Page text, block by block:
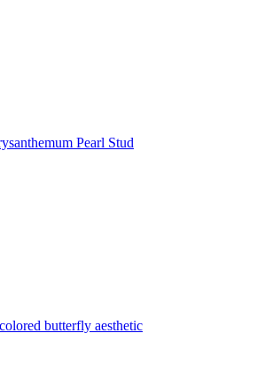
Pearl Stud
butterfly aesthetic